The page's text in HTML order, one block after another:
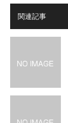
関連記事